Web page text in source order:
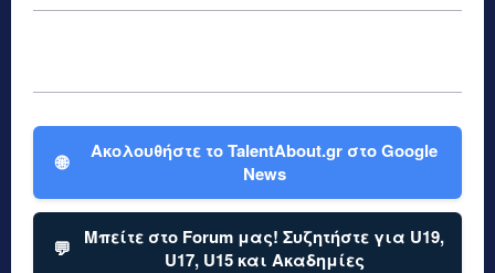
🌐
Ακολουθήστε το TalentAbout.gr στο Google
News
💬
Μπείτε στο Forum μας! Συζητήστε για U19,
U17, U15 και Ακαδημίες